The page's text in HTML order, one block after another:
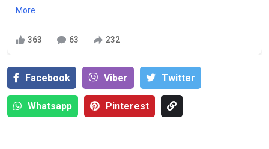
More
363 63 232
Facebook Viber Тwitter
Whatsapp Pinterest